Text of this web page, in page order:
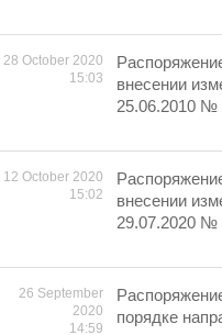
28 October 2020
15:03
внесении
25.06.2010 №
12 October 2020
15:02
внесении
29.07.2020 №
26 September
2020
14:59
порядке